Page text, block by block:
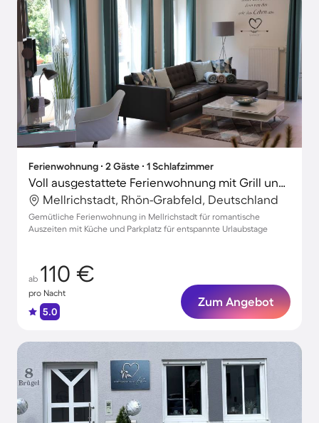
Ferienwohnung ∙ 2 Gäste ∙ 1 Schlafzimmer
Voll ausgestattete Ferienwohnung mit Grill und Terrasse | Perfekt für die Arbeit von Zuhause
Mellrichstadt, Rhön-Grabfeld, Deutschland
Gemütliche Ferienwohnung in Mellrichstadt für romantische
Auszeiten mit Küche und Parkplatz für entspannte Urlaubstage
ab 110 €
pro Nacht
5.0
Zum Angebot